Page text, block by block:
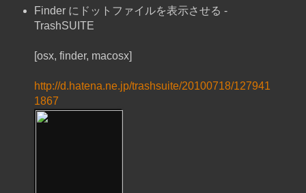
Finder にドットファイルを表示させる -
TrashSUITE
[osx, finder, macosx]
http://d.hatena.ne.jp/trashsuite/20100718/127941
1867